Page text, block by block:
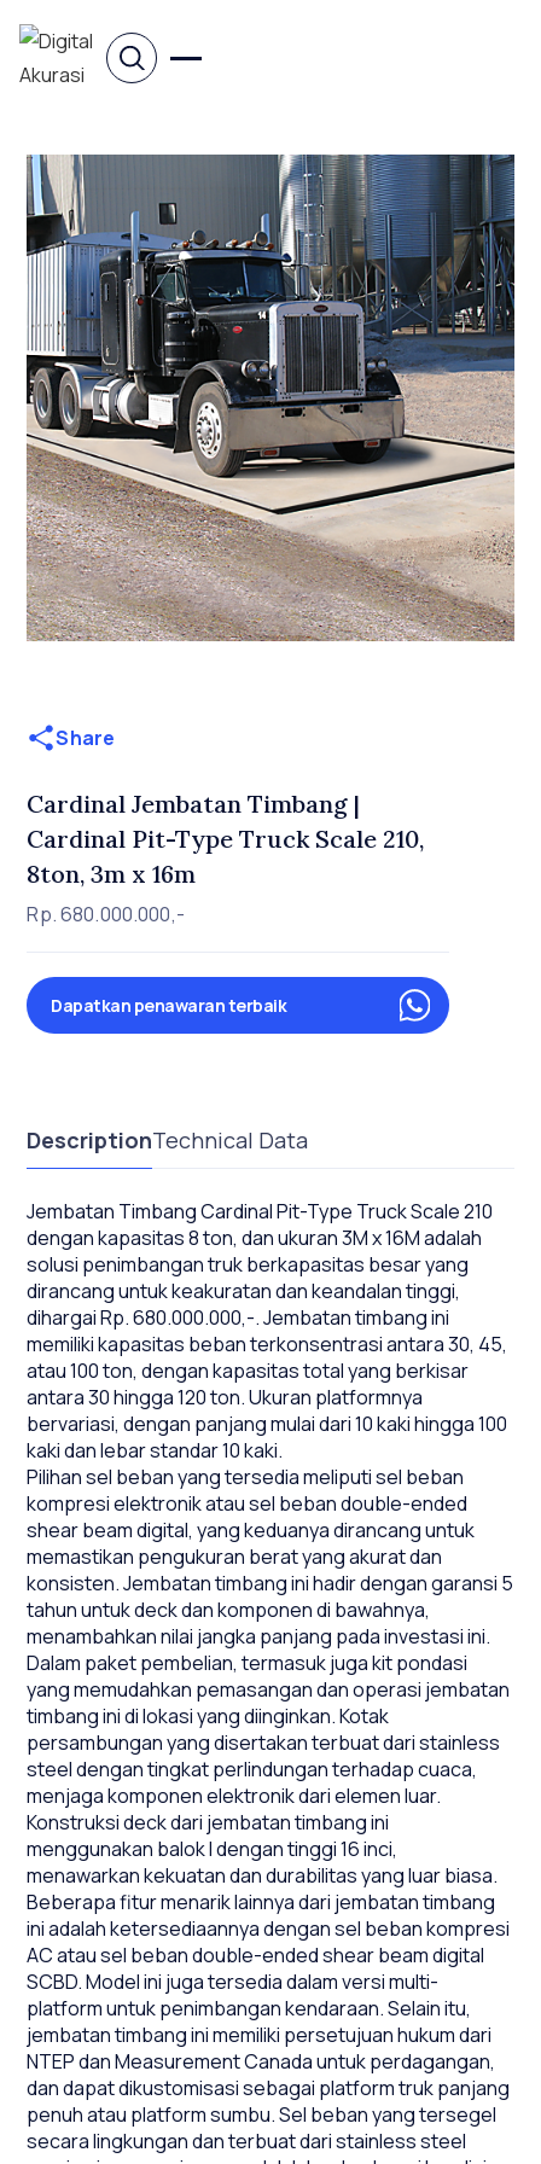
Share
Cardinal Jembatan Timbang |
Cardinal Pit-Type Truck Scale 210,
8ton, 3m x 16m
Rp. 680.000.000,-
Dapatkan penawaran terbaik
DescriptionTechnical Data
Jembatan Timbang Cardinal Pit-Type Truck Scale 210
dengan kapasitas 8 ton, dan ukuran 3M x 16M adalah
solusi penimbangan truk berkapasitas besar yang
dirancang untuk keakuratan dan keandalan tinggi,
dihargai Rp. 680.000.000,-. Jembatan timbang ini
memiliki kapasitas beban terkonsentrasi antara 30, 45,
atau 100 ton, dengan kapasitas total yang berkisar
antara 30 hingga 120 ton. Ukuran platformnya
bervariasi, dengan panjang mulai dari 10 kaki hingga 100
kaki dan lebar standar 10 kaki.
Pilihan sel beban yang tersedia meliputi sel beban
kompresi elektronik atau sel beban double-ended
shear beam digital, yang keduanya dirancang untuk
memastikan pengukuran berat yang akurat dan
konsisten. Jembatan timbang ini hadir dengan garansi 5
tahun untuk deck dan komponen di bawahnya,
menambahkan nilai jangka panjang pada investasi ini.
Dalam paket pembelian, termasuk juga kit pondasi
yang memudahkan pemasangan dan operasi jembatan
timbang ini di lokasi yang diinginkan. Kotak
persambungan yang disertakan terbuat dari stainless
steel dengan tingkat perlindungan terhadap cuaca,
menjaga komponen elektronik dari elemen luar.
Konstruksi deck dari jembatan timbang ini
menggunakan balok I dengan tinggi 16 inci,
menawarkan kekuatan dan durabilitas yang luar biasa.
Beberapa fitur menarik lainnya dari jembatan timbang
ini adalah ketersediaannya dengan sel beban kompresi
AC atau sel beban double-ended shear beam digital
SCBD. Model ini juga tersedia dalam versi multi-
platform untuk penimbangan kendaraan. Selain itu,
jembatan timbang ini memiliki persetujuan hukum dari
NTEP dan Measurement Canada untuk perdagangan,
dan dapat dikustomisasi sebagai platform truk panjang
penuh atau platform sumbu. Sel beban yang tersegel
secara lingkungan dan terbuat dari stainless steel